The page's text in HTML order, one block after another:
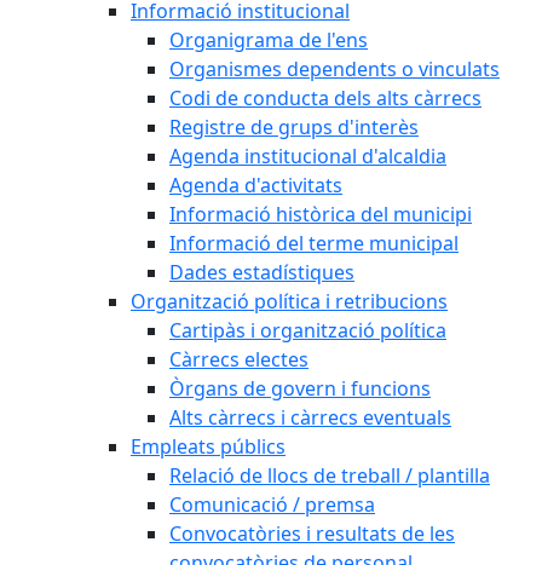
Informació institucional
Organigrama de l'ens
Organismes dependents o vinculats
Codi de conducta dels alts càrrecs
Registre de grups d'interès
Agenda institucional d'alcaldia
Agenda d'activitats
Informació històrica del municipi
Informació del terme municipal
Dades estadístiques
Organització política i retribucions
Cartipàs i organització política
Càrrecs electes
Òrgans de govern i funcions
Alts càrrecs i càrrecs eventuals
Empleats públics
Relació de llocs de treball / plantilla
Comunicació / premsa
Convocatòries i resultats de les